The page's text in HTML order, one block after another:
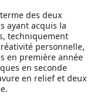
des deux
ayant acquis la
techniquement
personnelle,
en première année
en seconde
en relief et deux